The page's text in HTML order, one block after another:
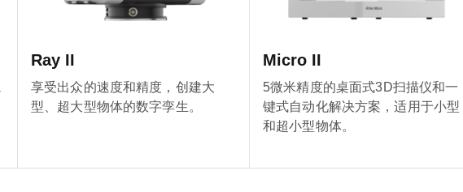
Ray II
享受出众的速度和精度，创建大
型、超大型物体的数字孪生。
Micro II
5微米精度的桌面式3D扫描仪和一
键式自动化解决方案，适用于小型
和超小型物体。